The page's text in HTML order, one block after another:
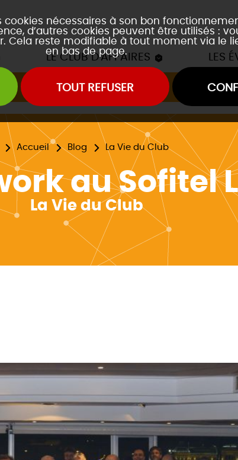
cookies nécessaires à son bon
d’autres cookies peuvent être utilisés :
Cela reste modifiable à tout moment via le
en bas de page.
TOUT REFUSER
LE CLUB D'AFFAIRES LES
du Club
la découverte de..."
Accueil Blog La Vie du Club
au Sofitel
La Vie du Club